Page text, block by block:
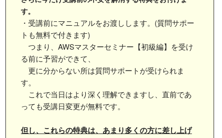
す。
・受講前にマニュアルをお渡しします。(質問サポー
トも無料で付きます)
つまり、AWSマスターセミナー【初級編】を受け
る前に予習ができて、
更に分からない所は質問サポートが受けられま
す。
これで当日はより深く理解できますし、直前であ
っても受講日変更が無料です。
但し、これらの特典は、あまり多くの方に差し上げ